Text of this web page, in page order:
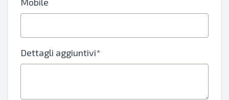
Dettagli aggiuntivi*